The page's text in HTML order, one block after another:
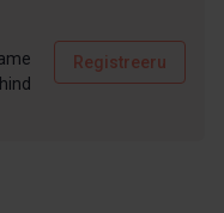
Registreeru